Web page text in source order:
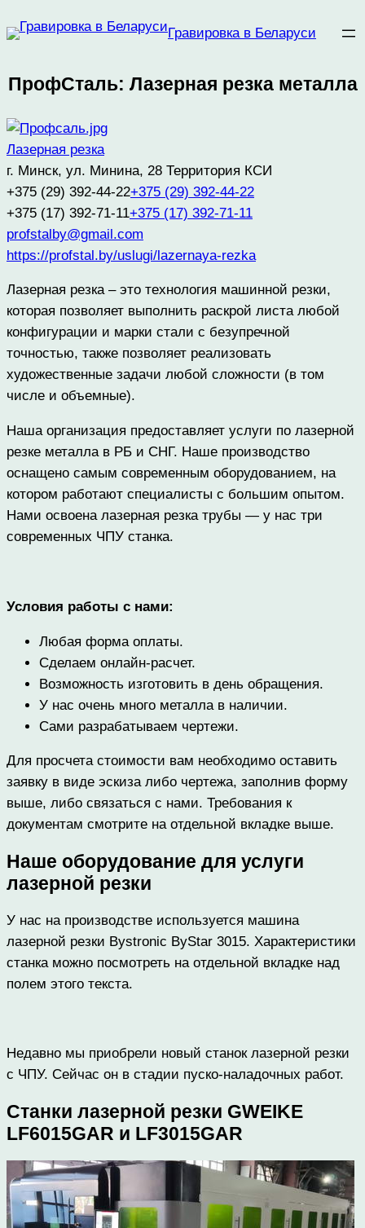
к
Гравировка в Беларуси
ПрофСталь: Лазерная резка металла
Лазерная резка
г. Минск, ул. Минина, 28 Территория КСИ
+375 (29) 392-44-22+375 (29) 392-44-22
+375 (17) 392-71-11+375 (17) 392-71-11
profstalby@gmail.com
https://profstal.by/uslugi/lazernaya-rezka
Лазерная резка – это технология машинной резки,
которая позволяет выполнить раскрой листа любой
конфигурации и марки стали с безупречной
точностью, также позволяет реализовать
художественные задачи любой сложности (в том
числе и объемные).
Наша организация предоставляет услуги по лазерной
резке металла в РБ и СНГ. Наше производство
оснащено самым современным оборудованием, на
котором работают специалисты с большим опытом.
Нами освоена лазерная резка трубы — у нас три
современных ЧПУ станка.
Условия работы с нами:
Любая форма оплаты.
Сделаем онлайн-расчет.
Возможность изготовить в день обращения.
У нас очень много металла в наличии.
Сами разрабатываем чертежи.
Для просчета стоимости вам необходимо оставить
заявку в виде эскиза либо чертежа, заполнив форму
выше, либо связаться с нами. Требования к
документам смотрите на отдельной вкладке выше.
Наше оборудование для услуги
лазерной резки
У нас на производстве используется машина
лазерной резки Bystronic ByStar 3015. Характеристики
станка можно посмотреть на отдельной вкладке над
полем этого текста.
Недавно мы приобрели новый станок лазерной резки
с ЧПУ. Сейчас он в стадии пуско-наладочных работ.
Станки лазерной резки GWEIKE
LF6015GAR и LF3015GAR